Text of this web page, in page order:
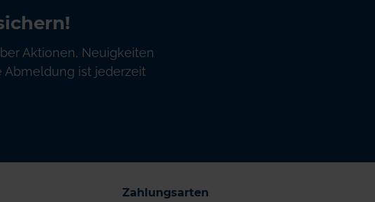
Aktionen, Neuigkeiten
Abmeldung ist jederzeit
Zahlungsarten